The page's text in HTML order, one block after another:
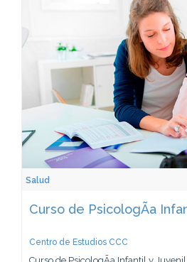
Salud
Curso de PsicologÃ­a
Centro de Estudios CCC